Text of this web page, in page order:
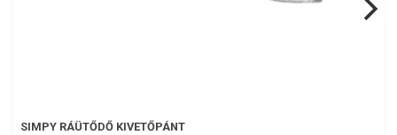
SIMPY RÁÜTŐDŐ KIVETŐPÁNT